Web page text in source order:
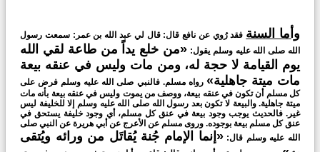
وأما السنة فقد رُوي عن نافع قال: قال لي عبد الله بن عمر: سمعت رسول
الله صلى الله عليه وسلم يقول: «من خلع يداً من طاعة لقي الله
يوم القيامة لا حجة له، ومن مات وليس في عنقه بيعة
مات ميتة جاهلية» رواه مسلم. فالنبي صلى الله عليه وسلم فرض على
كل مسلم أن تكون في عنقه بيعة، ووصف من يموت وليس في عنقه بيعة بأنه مات
ميتة جاهلية. والبيعة لا تكون بعد رسول الله صلى الله عليه وسلم إلا للخليفة ليس
غير. فالحديث يوجب وجود بيعة في عنق كل مسلم، أي وجود خليفة يستحق في
عنق كل مسلم بيعة بوجوده. وروى مسلم عن الأعرج عن أبي هريرة عن النبي صلى
الله عليه وسلم قال:«إنما الإمام جُنة يُقاتَل من ورائه ويُتقى